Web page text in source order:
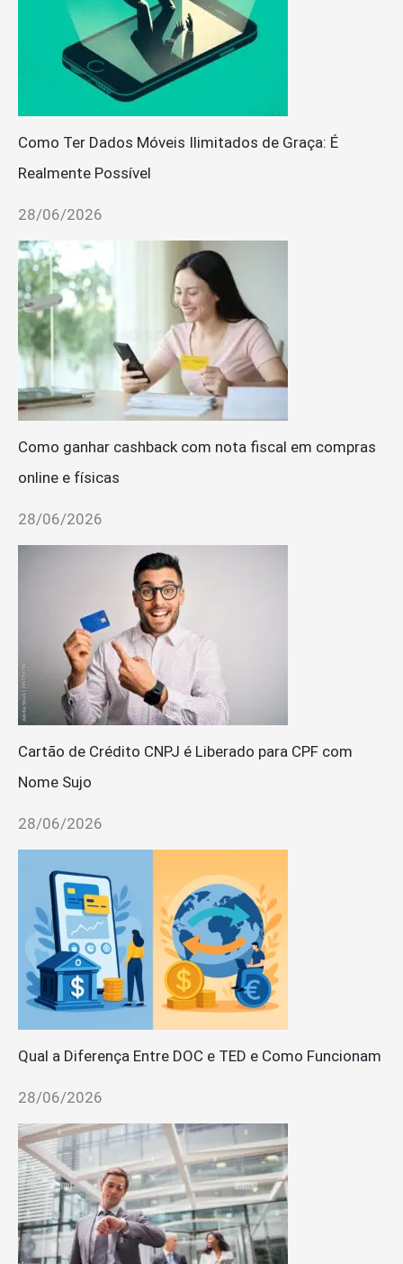
Como Ter Dados Móveis Ilimitados de Graça: É
Realmente Possível
28/06/2026
Como ganhar cashback com nota fiscal em compras
online e físicas
28/06/2026
Cartão de Crédito CNPJ é Liberado para CPF com
Nome Sujo
28/06/2026
Qual a Diferença Entre DOC e TED e Como Funcionam
28/06/2026